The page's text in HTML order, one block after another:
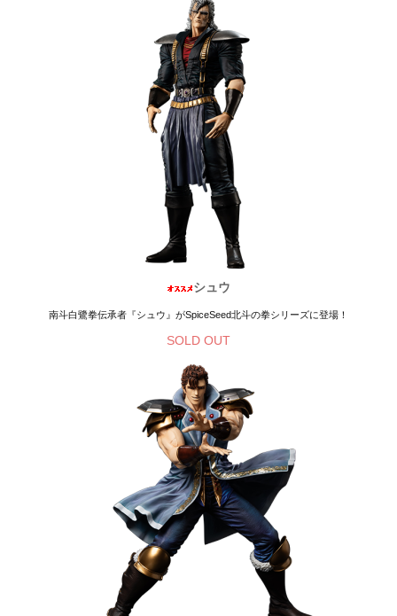
シュウ
南斗白鷺拳伝承者『シュウ』がSpiceSeed北斗の拳シリーズに登場！
SOLD OUT